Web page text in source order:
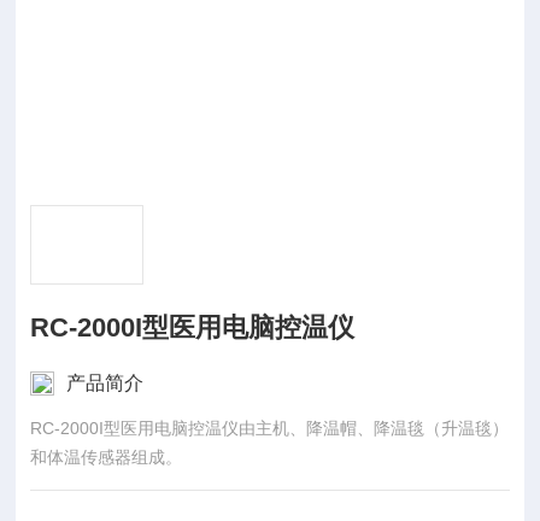
RC-2000I型医用电脑控温仪
产品简介
RC-2000I型医用电脑控温仪由主机、降温帽、降温毯（升温毯）
和体温传感器组成。